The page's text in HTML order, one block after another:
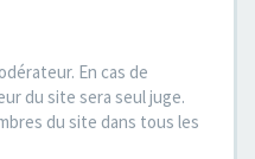
En cas de
du site sera seul juge.
du site dans tous les